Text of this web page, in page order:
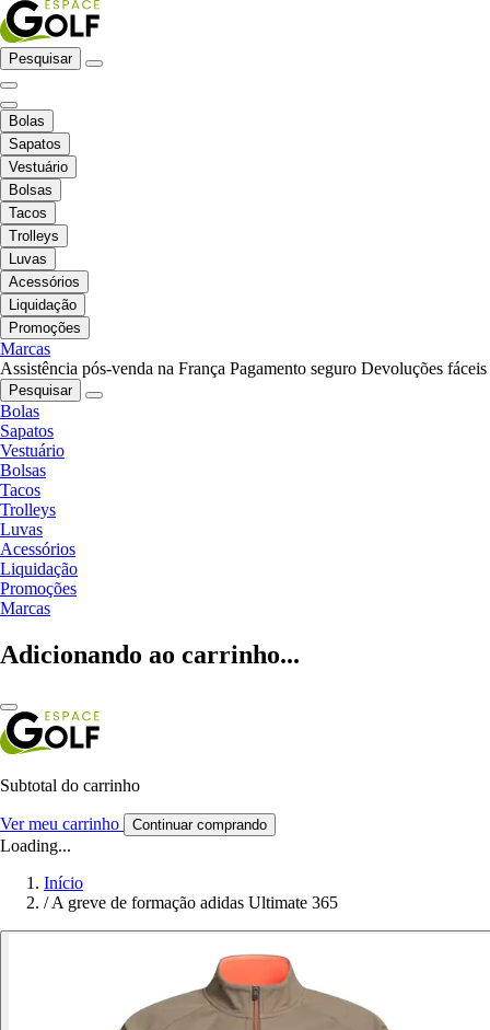
Pesquisar
Bolas
Sapatos
Vestuário
Bolsas
Tacos
Trolleys
Luvas
Acessórios
Liquidação
Promoções
Marcas
Assistência pós-venda na França Pagamento seguro Devoluções fáceis
Pesquisar
Bolas
Sapatos
Vestuário
Bolsas
Tacos
Trolleys
Luvas
Acessórios
Liquidação
Promoções
Marcas
Adicionando ao carrinho...
Subtotal do carrinho
Ver meu carrinho Continuar comprando
Loading...
Início
/ A greve de formação adidas Ultimate 365